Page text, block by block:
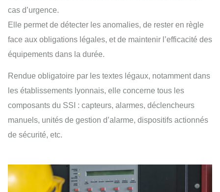
cas d’urgence.
Elle permet de détecter les anomalies, de rester en règle
face aux obligations légales, et de maintenir l’efficacité des
équipements dans la durée.
Rendue obligatoire par les textes légaux, notamment dans
les établissements lyonnais, elle concerne tous les
composants du SSI : capteurs, alarmes, déclencheurs
manuels, unités de gestion d’alarme, dispositifs actionnés
de sécurité, etc.